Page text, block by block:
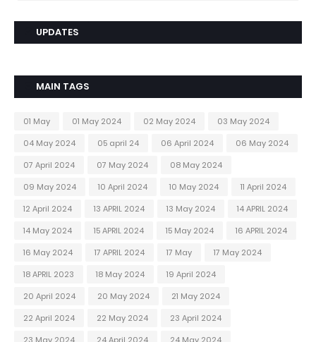
UPDATES
MAIN TAGS
01 May 01 May 2024 02 May 2024
03 May 2024
04 May 2024
05 april 24 06 April 2024
06 May 2024
07 April 2024
07 May 2024
08 May 2024
09 May 2024
10 April 2024 10 May 2024
11 April 2024
12 April 2024
13 APRIL 2024 13 May 2024
14 APRIL 2024
14 May 2024
15 APRIL 2024 15 May 2024
16 APRIL 2024
16 May 2024
17 APRIL 2024 17 May
17 May 2024
18 APRIL 2023
18 May 2024
19 April 2024
20 April 2024
20 May 2024
21 May 2024
22 April 2024
22 May 2024
23 April 2024
23 May 2024
24 April 2024
24 May 2024